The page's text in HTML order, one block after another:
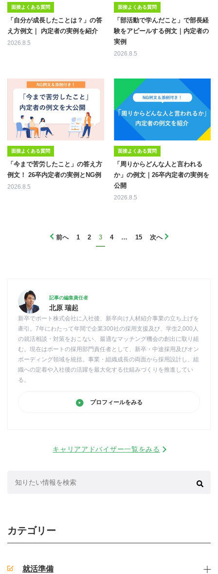
面接よくある質問
「自分が成長したことは？」の答
え方例文｜ 内定者の実例を紹介
2026.8.5
面接よくある質問
「部活動で学んだこと」で部長経
験をアピールする例文｜内定者の
実例
2026.8.5
面接よくある質問
「今まで苦労したこと」の答え方
例文！ 26卒内定者の実例とNG例
2026.8.5
面接よくある質問
「周りからどんな人と言われる
か」の例文｜26卒内定者の実例を
公開
2026.8.5
前へ 1 2 3 4 … 15 次へ
記事の編集責任者
北原 瑞起
新卒でポート株式会社に入社後、新卒向け人材紹介事業の立ち上げを
牽引。7年にわたって年間で企業300社の採用支援及び、学生2,000人
の就活相談・対策をおこない、最適なマッチング機会の創出に取り組
む。現在はポートの採用部門責任者として、新卒・中途採用及びオン
ボーディング領域を統括。事業・組織成長の両面から採用設計し、組
織への定着や入社後の活躍を最大化する仕組みづくりを推進してい
る。
プロフィールをみる
キャリアアドバイザー一覧をみる
カテゴリー
就活準備